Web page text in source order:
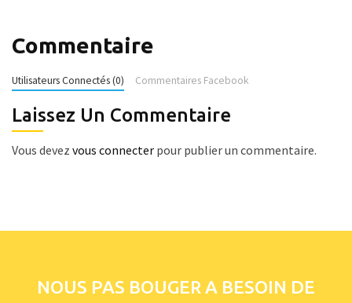
Commentaire
Utilisateurs Connectés (0) Commentaires Facebook
Laissez Un Commentaire
Vous devez vous connecter pour publier un commentaire.
NOUS PAS BOUGER A BESOIN DE